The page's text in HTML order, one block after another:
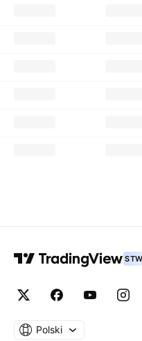
Polski